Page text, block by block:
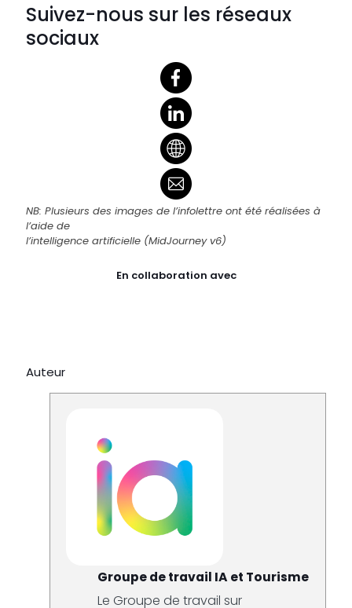
Suivez-nous sur les réseaux
sociaux
NB: Plusieurs des images de l’infolettre ont été réalisées à
l’aide de
l’intelligence artificielle (MidJourney v6)
En collaboration avec
Auteur
Groupe de travail IA et Tourisme
Le Groupe de travail sur